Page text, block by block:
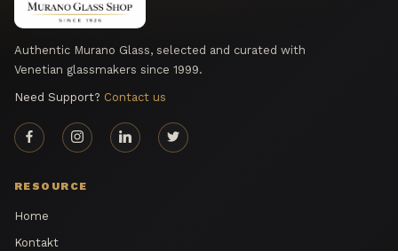
Authentic Murano Glass, selected and curated with
Venetian glassmakers since 1999.
Need Support? Contact us
RESOURCE
Home
Kontakt